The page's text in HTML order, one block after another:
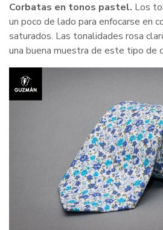
Corbatas en tonos pastel. Los
un poco de lado para enfocarse en
saturados. Las tonalidades rosa
una buena muestra de este tipo de